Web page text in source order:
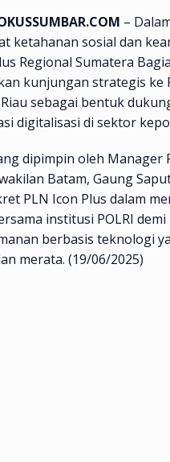
–
ketahanan sosial dan
Regional Sumatera
kunjungan strategis ke
sebagai bentuk
digitalisasi di sektor
dipimpin oleh Manager
Batam, Gaung
PLN Icon Plus dalam
institusi POLRI
berbasis teknologi
merata. (19/06/2025)